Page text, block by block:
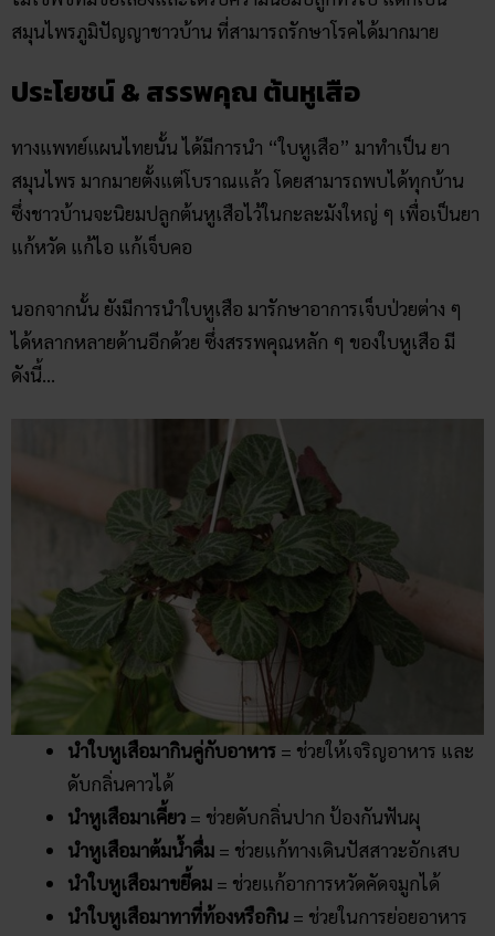
สมุนไพรภูมิปัญญาชาวบ้าน ที่สามารถรักษาโรคได้มากมาย
ประโยชน์ & สรรพคุณ ต้นหูเสือ
ทางแพทย์แผนไทยนั้น ได้มีการนำ “ใบหูเสือ” มาทำเป็น ยา
สมุนไพร มากมายตั้งแต่โบราณแล้ว โดยสามารถพบได้ทุกบ้าน
ซึ่งชาวบ้านจะนิยมปลูกต้นหูเสือไว้ในกะละมังใหญ่ ๆ เพื่อเป็นยา
แก้หวัด แก้ไอ แก้เจ็บคอ
นอกจากนั้น ยังมีการนำใบหูเสือ มารักษาอาการเจ็บป่วยต่าง ๆ
ได้หลากหลายด้านอีกด้วย ซึ่งสรรพคุณหลัก ๆ ของใบหูเสือ มี
ดังนี้…
นำใบหูเสือมากินคู่กับอาหาร = ช่วยให้เจริญอาหาร และ
ดับกลิ่นคาวได้
นำหูเสือมาเคี้ยว = ช่วยดับกลิ่นปาก ป้องกันฟันผุ
นำหูเสือมาต้มน้ำดื่ม = ช่วยแก้ทางเดินปัสสาวะอักเสบ
นำใบหูเสือมาขยี้ดม = ช่วยแก้อาการหวัดคัดจมูกได้
นำใบหูเสือมาทาที่ท้องหรือกิน = ช่วยในการย่อยอาหาร